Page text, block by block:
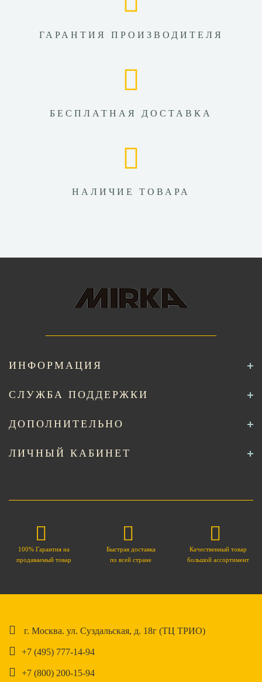
ГАРАНТИЯ ПРОИЗВОДИТЕЛЯ
БЕСПЛАТНАЯ ДОСТАВКА
НАЛИЧИЕ ТОВАРА
ИНФОРМАЦИЯ
СЛУЖБА ПОДДЕРЖКИ
ДОПОЛНИТЕЛЬНО
ЛИЧНЫЙ КАБИНЕТ
100% Гарантия на
продаваемый товар
Быстрая доставка
по всей стране
Качественный товар
большой ассортимент
г. Москва. ул. Суздальская, д. 18г (ТЦ ТРИО)
+7 (495) 777-14-94
+7 (800) 200-15-94